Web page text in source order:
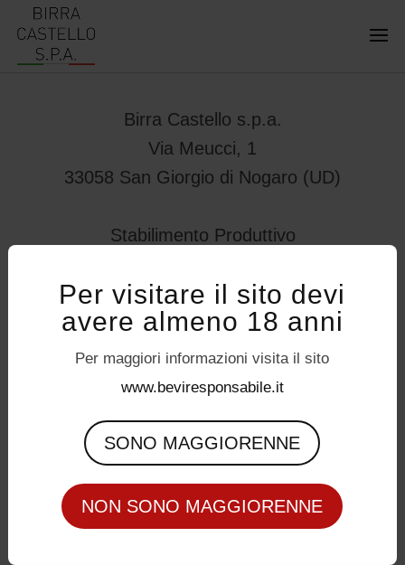
Birra Castello s.p.a.
Via Meucci, 1
33058 San Giorgio di Nogaro (UD)
Stabilimento Produttivo
32034 – Pedavena (BL)
servizioconsumatori@birracastello.it
Seguici su
P.I. 01994920302
Per visitare il sito devi
avere almeno 18 anni
Per maggiori informazioni visita il sito
www.beviresponsabile.it
SONO MAGGIORENNE
NON SONO MAGGIORENNE